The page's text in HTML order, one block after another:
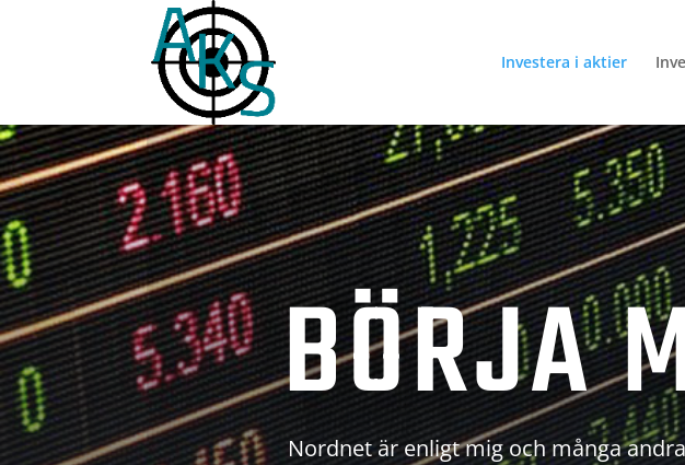
Investera i aktier
BÖRJA
Nordnet är enligt mig och många